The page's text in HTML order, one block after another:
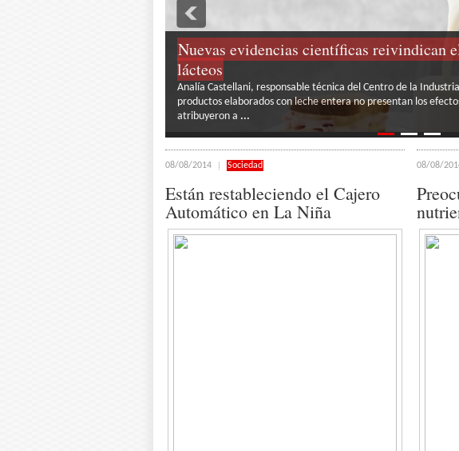
Nuevas tecnologías: “antes de sumar
un buen agrónomo»
El debate sobre las últimas Tendencias en innovación y
del Congreso Aapresid 2026 con la fuerza de Expoagro en el
primero en el ...
08/08/2014 Sociedad
Están restableciendo el Cajero
Automático en La Niña
08/08/